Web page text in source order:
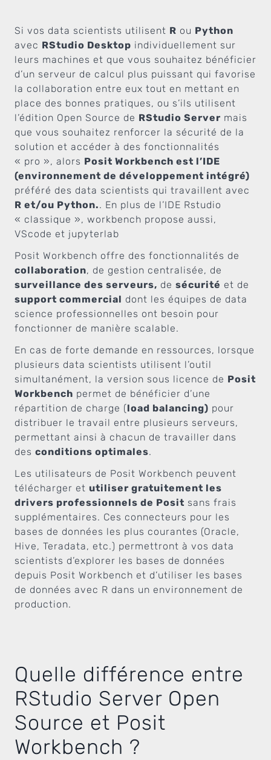
Si vos data scientists utilisent R ou Python
avec RStudio Desktop individuellement sur
leurs machines et que vous souhaitez bénéficier
d’un serveur de calcul plus puissant qui favorise
la collaboration entre eux tout en mettant en
place des bonnes pratiques, ou s’ils utilisent
l’édition Open Source de RStudio Server mais
que vous souhaitez renforcer la sécurité de la
solution et accéder à des fonctionnalités
« pro », alors Posit Workbench est l’IDE
(environnement de développement intégré)
préféré des data scientists qui travaillent avec
R et/ou Python.. En plus de l’IDE Rstudio
« classique », workbench propose aussi,
VScode et jupyterlab
Posit Workbench offre des fonctionnalités de
collaboration, de gestion centralisée, de
surveillance des serveurs, de sécurité et de
support commercial dont les équipes de data
science professionnelles ont besoin pour
fonctionner de manière scalable.
En cas de forte demande en ressources, lorsque
plusieurs data scientists utilisent l’outil
simultanément, la version sous licence de Posit
Workbench permet de bénéficier d’une
répartition de charge (load balancing) pour
distribuer le travail entre plusieurs serveurs,
permettant ainsi à chacun de travailler dans
des conditions optimales.
Les utilisateurs de Posit Workbench peuvent
télécharger et utiliser gratuitement les
drivers professionnels de Posit sans frais
supplémentaires. Ces connecteurs pour les
bases de données les plus courantes (Oracle,
Hive, Teradata, etc.) permettront à vos data
scientists d’explorer les bases de données
depuis Posit Workbench et d’utiliser les bases
de données avec R dans un environnement de
production.
Quelle différence entre
RStudio Server Open
Source et Posit
Workbench ?